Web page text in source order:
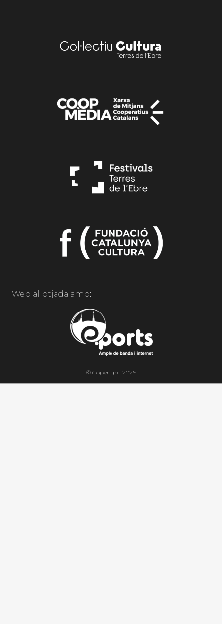
Web allotjada amb:
© Copyright 2026